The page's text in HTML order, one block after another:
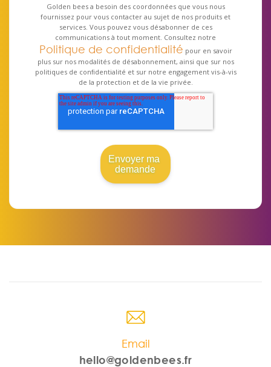
Golden bees a besoin des coordonnées que vous nous
fournissez pour vous contacter au sujet de nos produits et
services. Vous pouvez vous désabonner de ces
communications à tout moment. Consultez notre
Politique de confidentialité pour en savoir
plus sur nos modalités de désabonnement, ainsi que sur nos
politiques de confidentialité et sur notre engagement vis-à-vis
de la protection et de la vie privée.
Email
hello@goldenbees.fr